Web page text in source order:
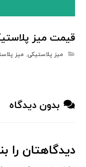
قیمت میز
میز پلاستیکی, میز
بدون دیدگاه
دیدگاهتان را